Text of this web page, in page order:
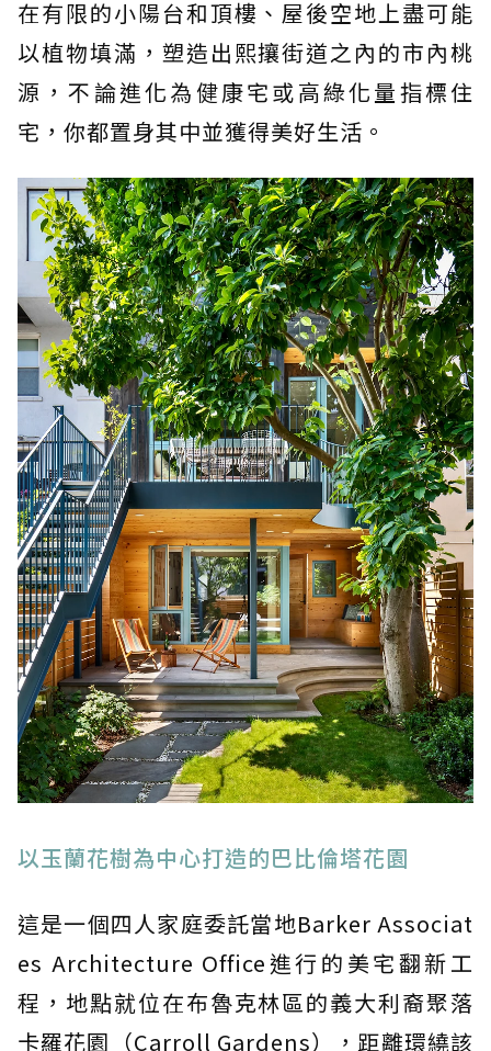
在有限的小陽台和頂樓、屋後空地上盡可能
以植物填滿，塑造出熙攘街道之內的市內桃
源，不論進化為健康宅或高綠化量指標住
宅，你都置身其中並獲得美好生活。
以玉蘭花樹為中心打造的巴比倫塔花園
這是一個四人家庭委託當地Barker Associat
es Architecture Office進行的美宅翻新工
程，地點就位在布魯克林區的義大利裔聚落
卡羅花園（Carroll Gardens），距離環繞該